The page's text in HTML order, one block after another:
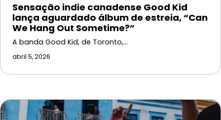
Sensação indie canadense Good Kid
lança aguardado álbum de estreia, “Can
We Hang Out Sometime?”
A banda Good Kid, de Toronto,…
abril 5, 2026